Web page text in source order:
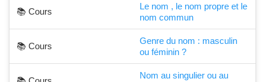
📚 Cours
Le nom , le nom propre et le
nom commun
📚 Cours
Genre du nom : masculin
ou féminin ?
Nom au singulier ou au